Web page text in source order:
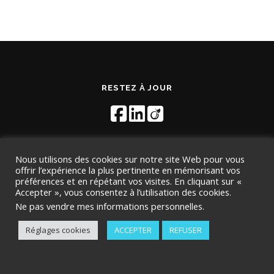
RESTEZ À JOUR
Copyright © 2026 TMD Conseil–OnePressthème par
FameThemes. Traduit par Wp Trads.
Nous utilisons des cookies sur notre site Web pour vous
offrir l’expérience la plus pertinente en mémorisant vos
préférences et en répétant vos visites. En cliquant sur «
Accepter », vous consentez à l’utilisation des cookies.
Ne pas vendre mes informations personnelles.
Réglages cookies ACCEPTER REFUSER